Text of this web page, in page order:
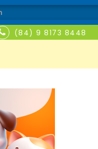
(84) 9 8173 8448